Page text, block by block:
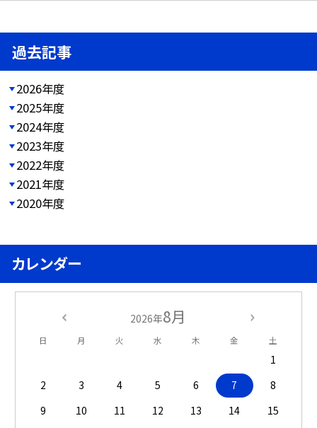
過去記事
2026年度
2025年度
2024年度
2023年度
2022年度
2021年度
2020年度
カレンダー
2026年8月
日 月 火 水 木 金 土
1
2
3 4 5 6 7
8
9
10 11 12 13 14
15